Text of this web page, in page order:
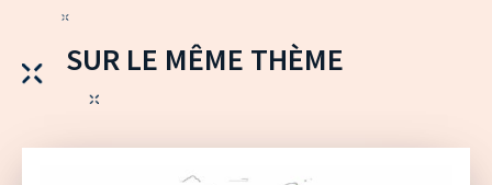
SUR LE MÊME THÈME